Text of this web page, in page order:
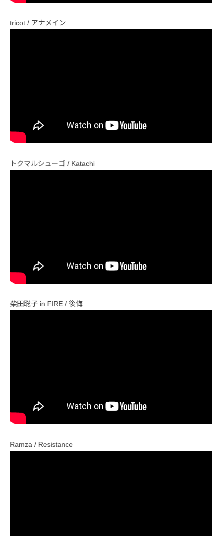
tricot / アナメイン
トクマルシューゴ / Katachi
柴田聡子 in FIRE / 後悔
Ramza / Resistance